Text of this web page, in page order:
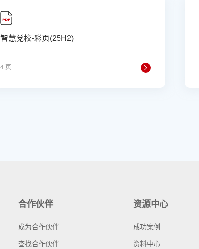
智慧党校-彩页(25H2)
4 页
合作伙伴
成为合作伙伴
查找合作伙伴
资源中心
成功案例
资料中心